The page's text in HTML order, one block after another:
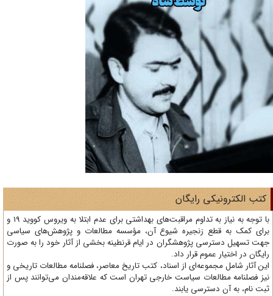
الکترونیکی رایگان
با توجه به نیاز به تداوم مراقبت‌های بهداشتی برای عدم ابتلا به ویروس کووید 19 و
کمک به قطع زنجیره شیوع آن، مؤسسه مطالعات و پژوهش‌های سیاسی
تسهیل دسترسی پژوهشگران در ایام قرنطینه بخشی از آثار خود را به صورت
در اختیار عموم قرار داد.
آثار شامل مجموعه‌ای از اسناد، کتب تاریخ معاصر، فصلنامه‌ مطالعات تاریخی و
فصلنامه مطالعات سیاست خارجی تهران است که علاقه‌مندان می‌توانند پس از
نام، به آن دسترسی یابند.